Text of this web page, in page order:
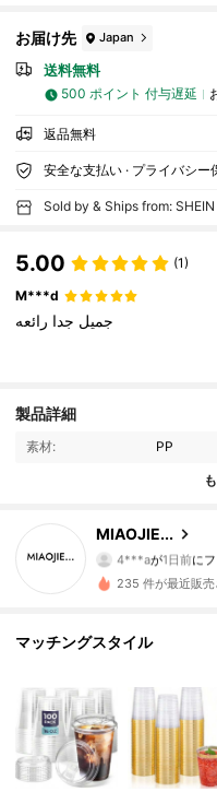
お届け先 Japan
送料無料
500 ポイント 付与遅延
返品無料
安全な支払い · プライバシー
Sold by & Ships from: SHEIN
5.00 (1)
M***d
جميل جدا رائعه
製品詳細
素材: PP
MIAOJIE...
26 フォロワ
4***aが1日前
4.92
26 フォロ
4.92 26 フォロワ
26 フォロ
235 件が最近販売
マッチングスタイル